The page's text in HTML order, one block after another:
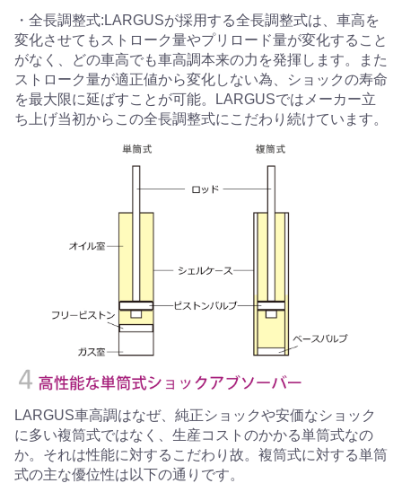
・全長調整式:LARGUSが採用する全長調整式は、車高を
変化させてもストローク量やプリロード量が変化すること
がなく、どの車高でも車高調本来の力を発揮します。また
ストローク量が適正値から変化しない為、ショックの寿命
を最大限に延ばすことが可能。LARGUSではメーカー立
ち上げ当初からこの全長調整式にこだわり続けています。
LARGUS車高調はなぜ、純正ショックや安価なショック
に多い複筒式ではなく、生産コストのかかる単筒式なの
か。それは性能に対するこだわり故。複筒式に対する単筒
式の主な優位性は以下の通りです。